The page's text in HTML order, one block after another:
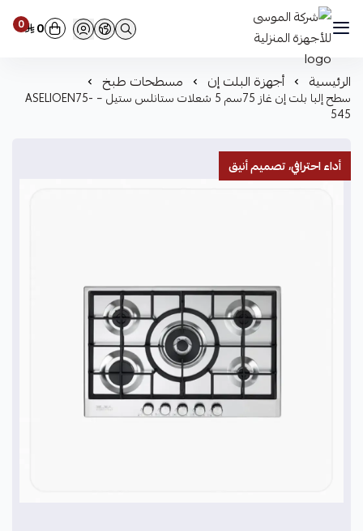
شركة الموسى للأجهزة المنزلية 0 0
الرئيسية أجهزة البلت إن مسطحات طبخ
سطح إلبا بلت إن غاز 75سم 5 شعلات ستانلس ستيل – ASELIOEN75-
545
أداء احترافي، تصميم أنيق